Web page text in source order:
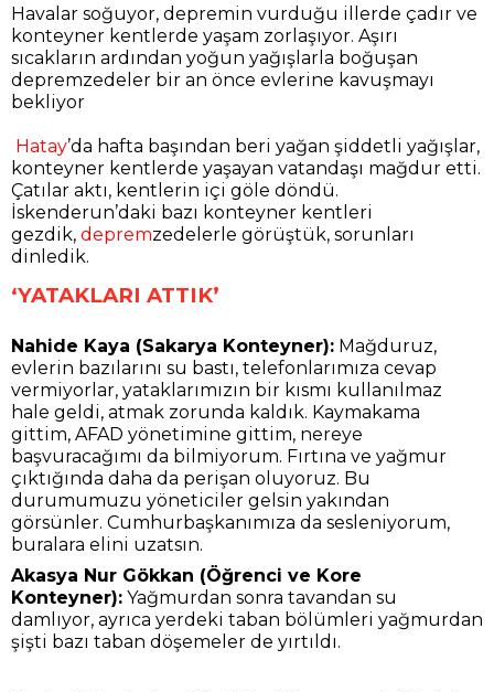
Havalar soğuyor, depremin vurduğu illerde çadır ve
konteyner kentlerde yaşam zorlaşıyor. Aşırı
sıcakların ardından yoğun yağışlarla boğuşan
depremzedeler bir an önce evlerine kavuşmayı
bekliyor
Hatay’da hafta başından beri yağan şiddetli yağışlar,
konteyner kentlerde yaşayan vatandaşı mağdur etti.
Çatılar aktı, kentlerin içi göle döndü.
İskenderun’daki bazı konteyner kentleri
gezdik, depremzedelerle görüştük, sorunları
dinledik.
‘YATAKLARI ATTIK’
Nahide Kaya (Sakarya Konteyner): Mağduruz,
evlerin bazılarını su bastı, telefonlarımıza cevap
vermiyorlar, yataklarımızın bir kısmı kullanılmaz
hale geldi, atmak zorunda kaldık. Kaymakama
gittim, AFAD yönetimine gittim, nereye
başvuracağımı da bilmiyorum. Fırtına ve yağmur
çıktığında daha da perişan oluyoruz. Bu
durumumuzu yöneticiler gelsin yakından
görsünler. Cumhurbaşkanımıza da sesleniyorum,
buralara elini uzatsın.
Akasya Nur Gökkan (Öğrenci ve Kore
Konteyner): Yağmurdan sonra tavandan su
damlıyor, ayrıca yerdeki taban bölümleri yağmurdan
şişti bazı taban döşemeler de yırtıldı.